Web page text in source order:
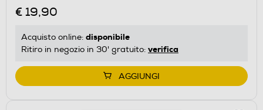
€ 19,90
Acquisto online: disponibile
Ritiro in negozio in 30' gratuito: verifica
AGGIUNGI